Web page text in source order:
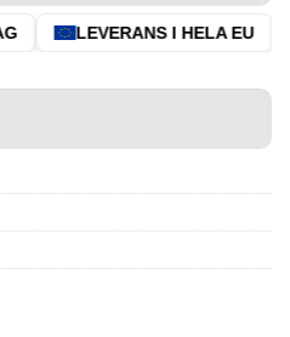
LEVERANS I HELA EU